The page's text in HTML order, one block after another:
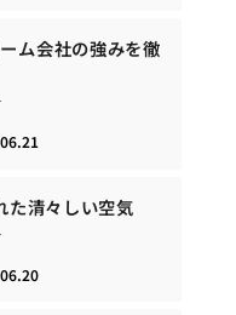
ム会社の強みを徹
た清々しい空気